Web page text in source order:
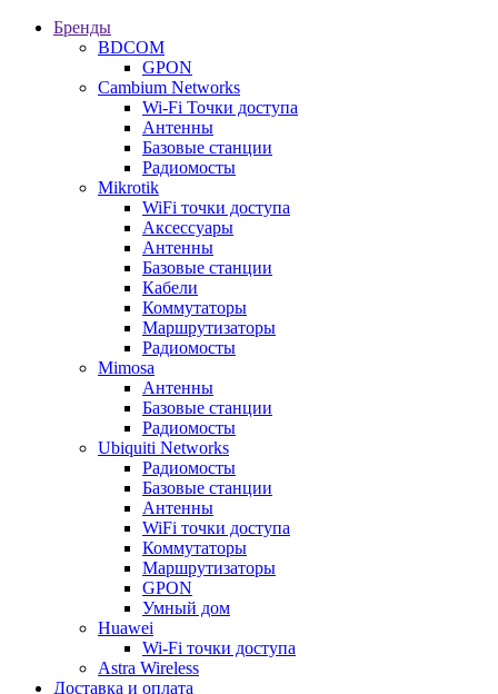
Бренды
BDCOM
GPON
Cambium Networks
Wi-Fi Точки доступа
Антенны
Базовые станции
Радиомосты
Mikrotik
WiFi точки доступа
Аксессуары
Антенны
Базовые станции
Кабели
Коммутаторы
Маршрутизаторы
Радиомосты
Mimosa
Антенны
Базовые станции
Радиомосты
Ubiquiti Networks
Радиомосты
Базовые станции
Антенны
WiFi точки доступа
Коммутаторы
Маршрутизаторы
GPON
Умный дом
Huawei
Wi-Fi точки доступа
Astra Wireless
Доставка и оплата